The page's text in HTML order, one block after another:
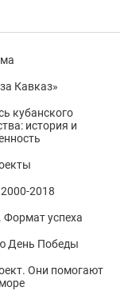
Кавказ»
кубанского
история и
2018
Формат успеха
День Победы
Они помогают